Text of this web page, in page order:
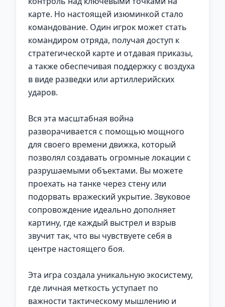
карте. Но настоящей изюминкой стало
командование. Один игрок может стать
командиром отряда, получая доступ к
стратегической карте и отдавая приказы,
а также обеспечивая поддержку с воздуха
в виде разведки или артиллерийских
ударов.
Вся эта масштабная война
разворачивается с помощью мощного
для своего времени движка, который
позволял создавать огромные локации с
разрушаемыми объектами. Вы можете
проехать на танке через стену или
подорвать вражеский укрытие. Звуковое
сопровождение идеально дополняет
картину, где каждый выстрел и взрыв
звучит так, что вы чувствуете себя в
центре настоящего боя.
Эта игра создала уникальную экосистему,
где личная меткость уступает по
важности тактическому мышлению и